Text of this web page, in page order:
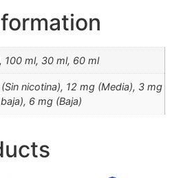
100 ml, 30 ml, 60 ml
nicotina), 12 mg (Media), 3 mg
6 mg (Baja)